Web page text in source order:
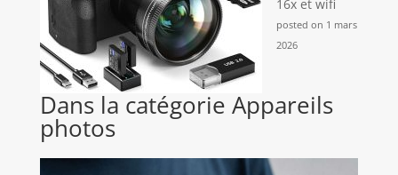
16x et wifi
posted on 1 mars
2026
Dans la catégorie Appareils
photos